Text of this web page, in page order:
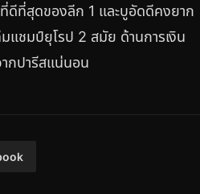
ดีที่สุดของลีก 1 และบูอัดดีคงยาก
มแชมป์ยุโรป 2 สมัย ด้านการเงิน
กปารีสแน่นอน